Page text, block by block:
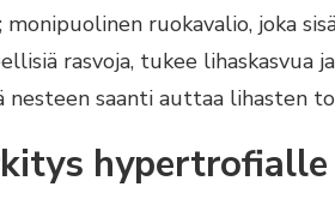
ruokavalio, joka
rasvoja, tukee lihaskasvua
saanti auttaa lihasten
hypertrofialle